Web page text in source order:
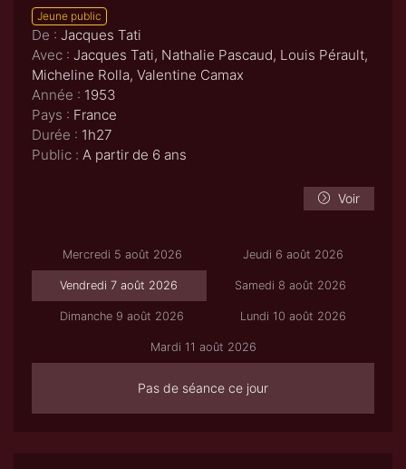
Jeune public
De : Jacques Tati
Avec : Jacques Tati, Nathalie Pascaud, Louis Pérault,
Micheline Rolla, Valentine Camax
Année : 1953
Pays : France
Durée : 1h27
Public : A partir de 6 ans
Voir
Mercredi 5 août 2026 Jeudi 6 août 2026
Vendredi 7 août 2026 Samedi 8 août 2026
Dimanche 9 août 2026 Lundi 10 août 2026
Mardi 11 août 2026
Pas de séance ce jour